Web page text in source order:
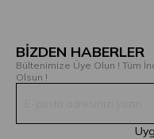
BİZDEN HABERLER
Bültenimize Üye Olun ! Tüm
Olsun !